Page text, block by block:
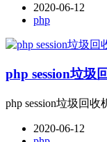
2020-06-12
php
php session垃圾
php session垃圾回收
2020-06-12